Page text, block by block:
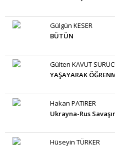
Gülgün KESER
BÜTÜN
Gülten KAVUT
YAŞAYARAK
Hakan PATIRER
Ukrayna-Rus
Hüseyin TÜRKER